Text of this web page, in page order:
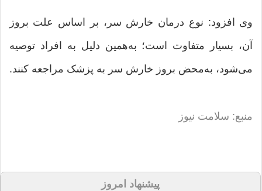
وی افزود: نوع درمان خارش سر، بر اساس علت بروز
آن، بسیار متفاوت است؛ به‌همین دلیل به افراد توصیه
می‌شود، به‌محض بروز خارش سر به پزشک مراجعه کنند.
منبع: سلامت نیوز
پیشنهاد امروز